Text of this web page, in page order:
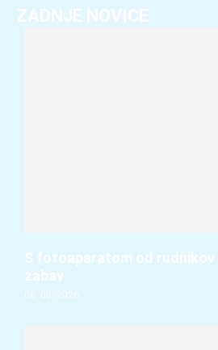
ZADNJE NOVICE
S fotoaparatom od rudnikov
zabav
06. 08. 2026